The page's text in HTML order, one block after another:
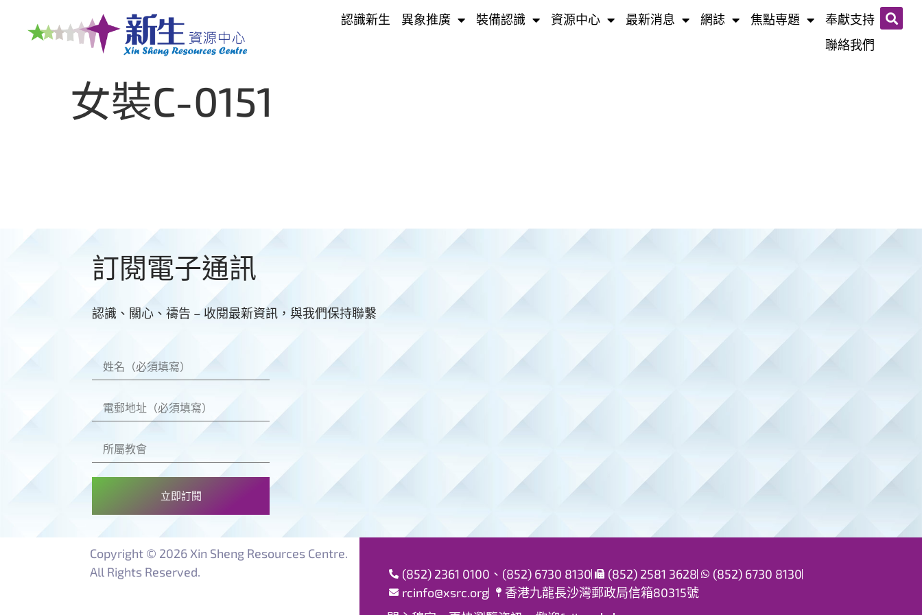
認識新生 異象推廣 裝備認識 資源中心 最新消息 網誌​ 焦點専題
奉獻支持
聯絡我們
女裝C-0151
訂閱電子通訊
認識、關心、禱告 – 收閱最新資訊，與我們保持聯繫
立即訂閱
Copyright © 2026 Xin Sheng Resources Centre.
All Rights Reserved.
(852) 2361 0100、(852) 6730 8130 (852) 2581 3628
(852) 6730 8130
rcinfo@xsrc.org
香港九龍長沙灣郵政局信箱80315號